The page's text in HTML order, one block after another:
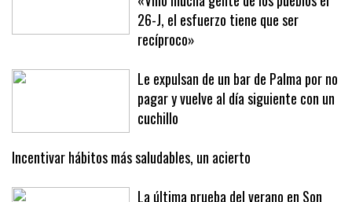
De Palma a Sóller para la protesta:
«Vino mucha gente de los pueblos el
26-J, el esfuerzo tiene que ser
recíproco»
Le expulsan de un bar de Palma por no
pagar y vuelve al día siguiente con un
cuchillo
Incentivar hábitos más saludables, un acierto